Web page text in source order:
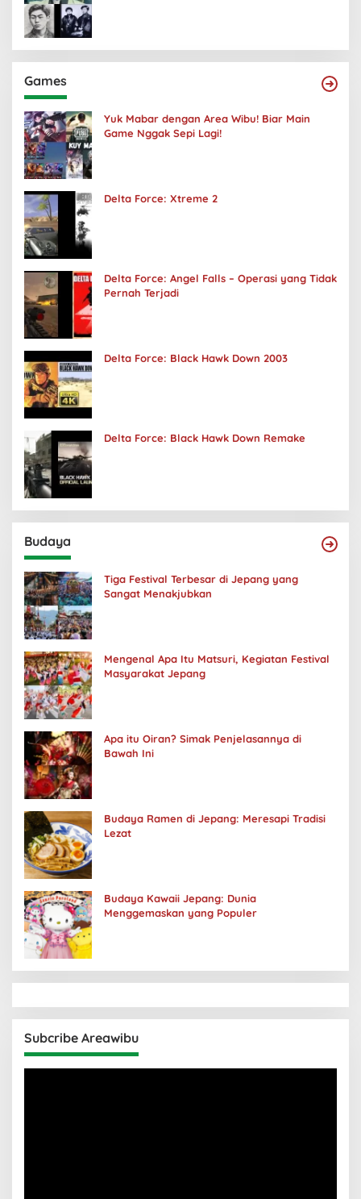
Games
Yuk Mabar dengan Area Wibu! Biar Main
Game Nggak Sepi Lagi!
Delta Force: Xtreme 2
Delta Force: Angel Falls – Operasi yang Tidak
Pernah Terjadi
Delta Force: Black Hawk Down 2003
Delta Force: Black Hawk Down Remake
Budaya
Tiga Festival Terbesar di Jepang yang
Sangat Menakjubkan
Mengenal Apa Itu Matsuri, Kegiatan Festival
Masyarakat Jepang
Apa itu Oiran? Simak Penjelasannya di
Bawah Ini
Budaya Ramen di Jepang: Meresapi Tradisi
Lezat
Budaya Kawaii Jepang: Dunia
Menggemaskan yang Populer
Subcribe Areawibu